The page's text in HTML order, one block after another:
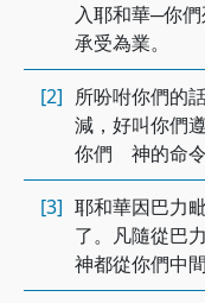
入耶和華─你
承受為業。
[2] 所吩咐你們的
減，好叫你們
你們 神的命令
[3] 耶和華因巴力
了。凡隨從巴
神都從你們中間